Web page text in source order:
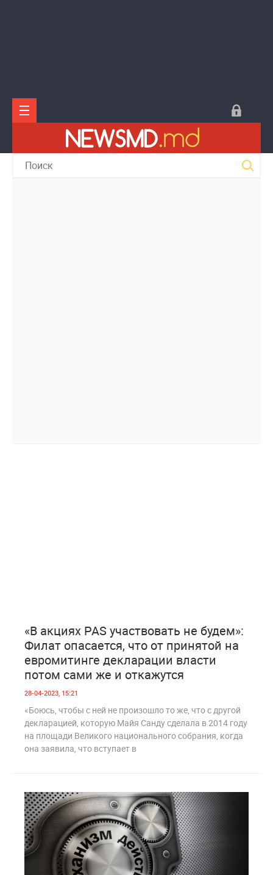
«В акциях PAS участвовать не будем»:
Филат опасается, что от принятой на
евромитинге декларации власти
потом сами же и откажутся
28-04-2023, 15:21
«Боюсь, чтобы с ней не произошло то же, что с другой
декларацией, которую Майя Санду сделала в 2014 году
на площади Великого национального собрания, когда
она заявила, что вступает в